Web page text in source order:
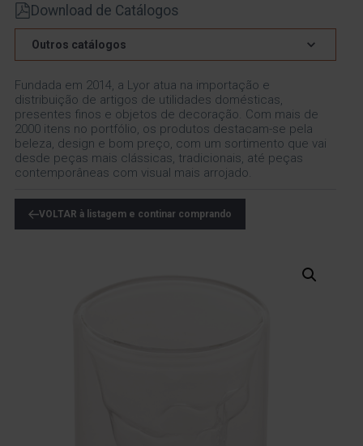
Download de Catálogos
Outros catálogos
Fundada em 2014, a Lyor atua na importação e
distribuição de artigos de utilidades domésticas,
presentes finos e objetos de decoração. Com mais de
2000 itens no portfólio, os produtos destacam-se pela
beleza, design e bom preço, com um sortimento que vai
desde peças mais clássicas, tradicionais, até peças
contemporâneas com visual mais arrojado.
VOLTAR à listagem e continar comprando